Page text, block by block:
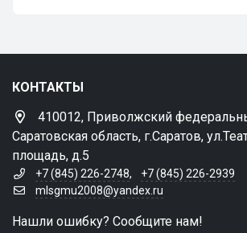
КОНТАКТЫ
410012, Приволжский
Саратовская область, г.Саратов,
площадь, д.5
+7 (845) 226-2748,
+7 (845) 226-2939
mlsgmu2008@yandex.ru
Нашли ошибку? Сообщите нам!